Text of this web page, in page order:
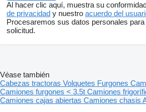
Al hacer clic aquí, muestra su
de privacidad y nuestro acuerdo del
Procesaremos sus datos personales
solicitud.
Véase también
Cabezas tractoras Volquetes Furgones
Camiones furgones < 3.5t Camiones
Camiones cajas abiertas Camiones chasis